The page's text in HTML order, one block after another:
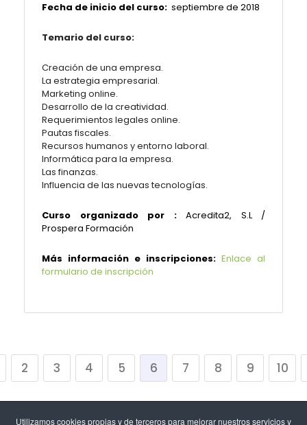
Utilizamos cookies propias y de terceros para mejorar nuestros servicios y
Fecha de inicio del curso: septiembre de 2018
Temario del curso:
Creación de una empresa.
La estrategia empresarial.
Marketing online.
Desarrollo de la creatividad.
Requerimientos legales online.
Pautas fiscales.
Recursos humanos y entorno laboral.
Informática para la empresa.
Las finanzas.
Influencia de las nuevas tecnologías.
Curso organizado por :Acredita2, S.L /
Prospera Formación
Más información e inscripciones: Enlace al
formulario de inscripción
2 3 4 5 6 7 8 9 10